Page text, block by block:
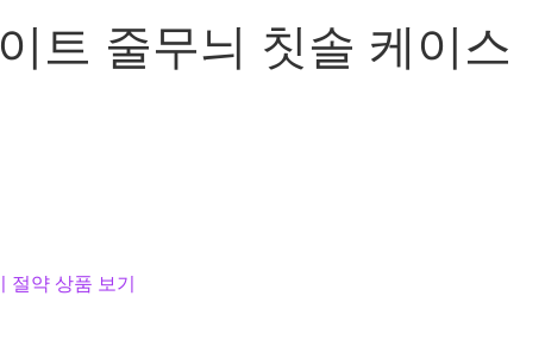
트 줄무늬 칫솔 케이스
절약 상품 보기